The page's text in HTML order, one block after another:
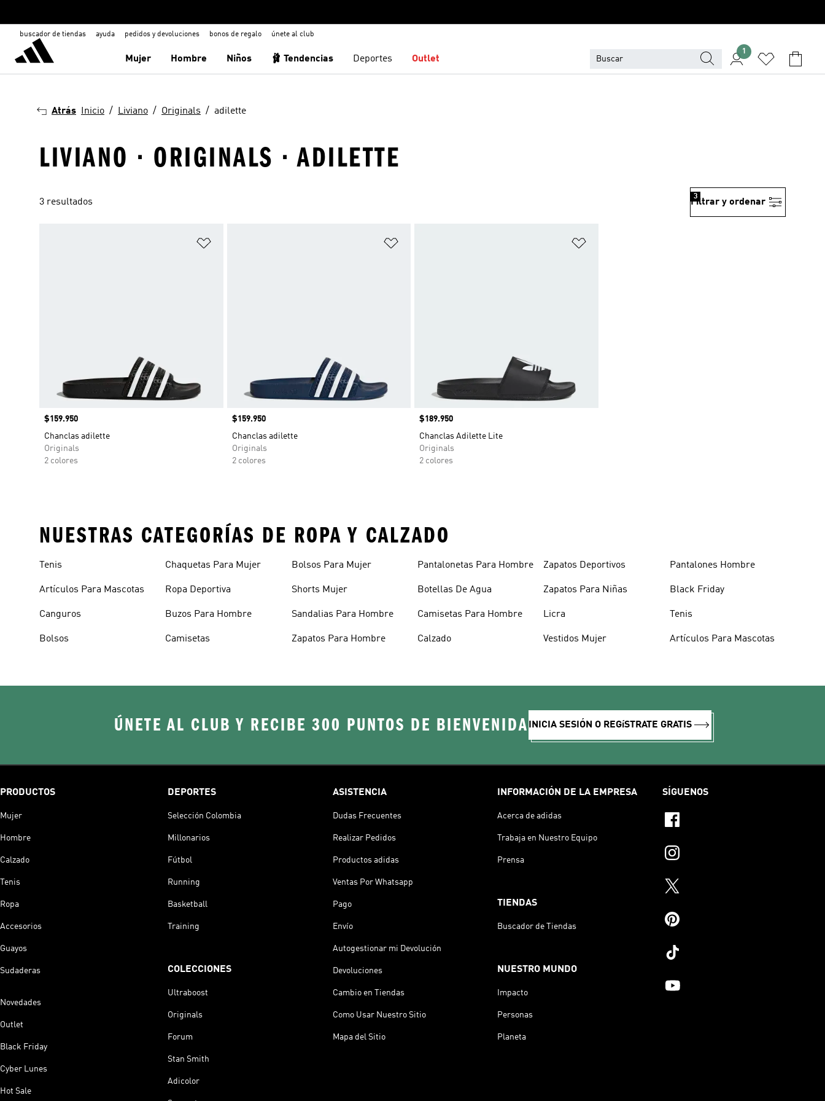
buscador de tiendas ayuda pedidos y devoluciones bonos de regalo únete al club
Mujer Hombre Niños 🩰 Tendencias Deportes Outlet
1
Atrás Inicio Liviano Originals adilette
LIVIANO · ORIGINALS · ADILETTE
3 resultados Filtrar y ordenar
3
Precio
$159.950
Chanclas adilette
Originals
2 colores
Precio
$159.950
Chanclas adilette
Originals
2 colores
Precio
$189.950
Chanclas Adilette Lite
Originals
2 colores
NUESTRAS CATEGORÍAS DE ROPA Y CALZADO
Tenis
Artículos Para Mascotas
Canguros
Bolsos
Chaquetas Para Mujer
Ropa Deportiva
Buzos Para Hombre
Camisetas
Bolsos Para Mujer
Shorts Mujer
Sandalias Para Hombre
Zapatos Para Hombre
Pantalonetas Para Hombre
Botellas De Agua
Camisetas Para Hombre
Calzado
Zapatos Deportivos
Zapatos Para Niñas
Licra
Vestidos Mujer
Pantalones Hombre
Black Friday
Tenis
Artículos Para Mascotas
ÚNETE AL CLUB Y RECIBE 300 PUNTOS DE BIENVENIDA INICIA SESIÓN O REGíSTRATE GRATIS
PRODUCTOS
Mujer
Hombre
Calzado
Tenis
Ropa
Accesorios
Guayos
Sudaderas
Novedades
Outlet
Black Friday
Cyber Lunes
Hot Sale
DEPORTES
Selección Colombia
Millonarios
Fútbol
Running
Basketball
Training
COLECCIONES
Ultraboost
Originals
Forum
Stan Smith
Adicolor
ASISTENCIA
Dudas Frecuentes
Realizar Pedidos
Productos adidas
Ventas Por Whatsapp
Pago
Envío
Autogestionar mi Devolución
Devoluciones
Cambio en Tiendas
Como Usar Nuestro Sitio
Mapa del Sitio
INFORMACIÓN DE LA EMPRESA
Acerca de adidas
Trabaja en Nuestro Equipo
Prensa
TIENDAS
Buscador de Tiendas
NUESTRO MUNDO
Impacto
Personas
Planeta
SÍGUENOS